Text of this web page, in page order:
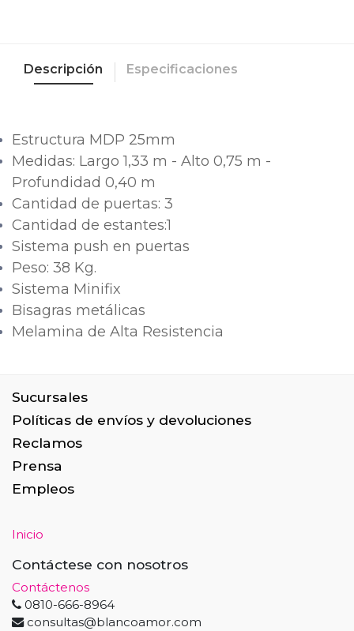
Descripción Especificaciones
Estructura MDP 25mm
Medidas: Largo 1,33 m - Alto 0,75 m -
Profundidad 0,40 m
Cantidad de puertas: 3
Cantidad de estantes:1
Sistema push en puertas
Peso: 38 Kg.
Sistema Minifix
Bisagras metálicas
Melamina de Alta Resistencia
Sucursales
Políticas de envíos y devoluciones
Reclamos
Prensa
Empleos
Inicio
Contáctese con nosotros
Contáctenos
0810-666-8964
consultas@blancoamor.com